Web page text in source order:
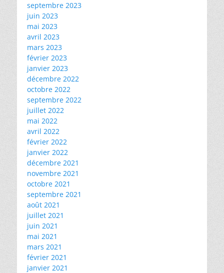
septembre 2023
juin 2023
mai 2023
avril 2023
mars 2023
février 2023
janvier 2023
décembre 2022
octobre 2022
septembre 2022
juillet 2022
mai 2022
avril 2022
février 2022
janvier 2022
décembre 2021
novembre 2021
octobre 2021
septembre 2021
août 2021
juillet 2021
juin 2021
mai 2021
mars 2021
février 2021
janvier 2021